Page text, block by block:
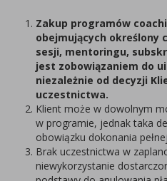
Zakup programów
obejmujących określony
sesji, mentoringu,
jest zobowiązaniem do
niezależnie od decyzji
uczestnictwa.
Klient może w dowolnym
w programie, jednak taka
obowiązku dokonania
Brak uczestnictwa w
niewykorzystanie